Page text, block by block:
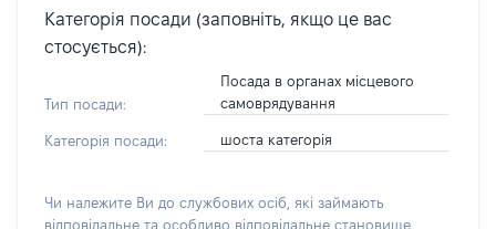
Категорія посади (заповніть, якщо це вас
стосується):
Тип посади:
Посада в органах місцевого
самоврядування
Категорія посади: шоста категорія
Чи належите Ви до службових осіб, які займають
відповідальне та особливо відповідальне становище,